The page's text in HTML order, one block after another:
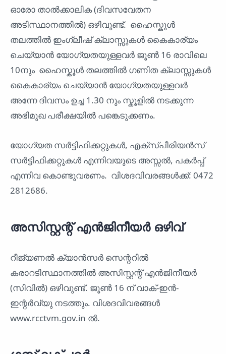
ഓരോ താൽക്കാലിക (ദിവസവേതന
അടിസ്ഥാനത്തിൽ) ഒഴിവുണ്ട്. ഹൈസ്കൂൾ
തലത്തിൽ ഇംഗ്ലീഷ് ക്ലാസ്സുകൾ കൈകാര്യം
ചെയ്യാൻ യോഗ്യതയുള്ളവർ ജൂൺ 16 രാവിലെ
10നും ഹൈസ്കൂൾ തലത്തിൽ ഗണിത ക്ലാസ്സുകൾ
കൈകാര്യം ചെയ്യാൻ യോഗ്യതയുള്ളവർ
അന്നേ ദിവസം ഉച്ച 1.30 നും സ്കൂളിൽ നടക്കുന്ന
അഭിമുഖ പരീക്ഷയിൽ പങ്കെടുക്കണം.
യോഗ്യത സർട്ടിഫിക്കറ്റുകൾ, എക്സ്പീരിയൻസ്
സർട്ടിഫിക്കറ്റുകൾ എന്നിവയുടെ അസ്സൽ, പകർപ്പ്
എന്നിവ കൊണ്ടുവരണം. വിശദവിവരങ്ങൾക്ക്: 0472
2812686.
അസിസ്റ്റന്റ് എൻജിനീയർ ഒഴിവ്
റീജ്യണൽ ക്യാൻസർ സെന്ററിൽ
കരാറടിസ്ഥാനത്തിൽ അസിസ്റ്റന്റ് എൻജിനീയർ
(സിവിൽ) ഒഴിവുണ്ട്. ജൂൺ 16 ന് വാക്-ഇൻ-
ഇന്റർവ്യു നടത്തും. വിശദവിവരങ്ങൾ
www.rcctvm.gov.in ൽ.